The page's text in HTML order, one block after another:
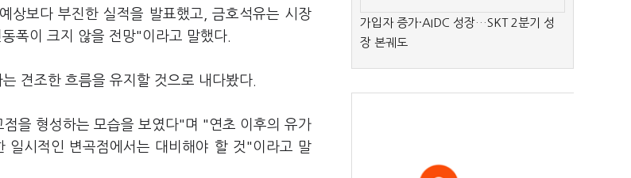
상보다 부진한 실적을 발표했고, 금호석유는 시장
폭이 크지 않을 전망"이라고 말했다.
견조한 흐름을 유지할 것으로 내다봤다.
을 형성하는 모습을 보였다"며 "연초 이후의 유가
일시적인 변곡점에서는 대비해야 할 것"이라고 말
가입자 증가·AIDC 성장…SKT 2분기 성
장 본궤도